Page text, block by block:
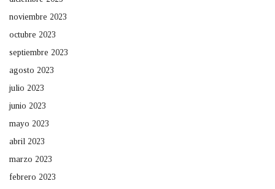
noviembre 2023
octubre 2023
septiembre 2023
agosto 2023
julio 2023
junio 2023
mayo 2023
abril 2023
marzo 2023
febrero 2023